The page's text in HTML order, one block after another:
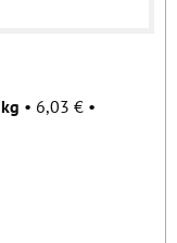
• 6,03 € •